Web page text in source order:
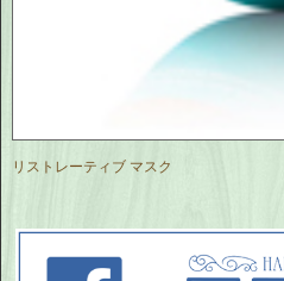
リストレーティブ マスク